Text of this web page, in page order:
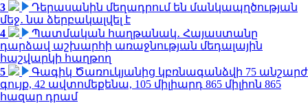
3
Դերասանին մեղադրում են մանկապղծության
մեջ․ նա ձերբակալվել է
4
Պատմական հաղթանակ․ Հայաստանը
դարձավ աշխարհի առաջնության մեդալային
հաշվարկի հաղթող
5
Գագիկ Ծառուկյանից կբռնագանձվի 75 անշարժ
գույք, 42 ավտոմեքենա, 105 միլիարդ 865 միլիոն 865
հազար դրամ